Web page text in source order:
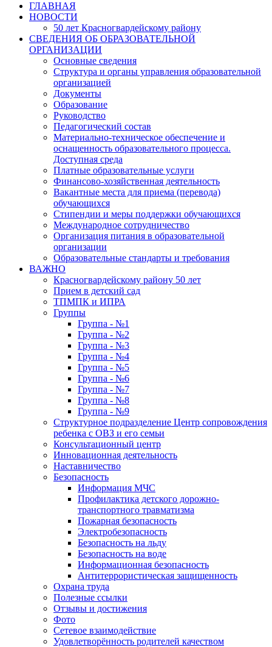
ГЛАВНАЯ
НОВОСТИ
50 лет Красногвардейскому району
СВЕДЕНИЯ ОБ ОБРАЗОВАТЕЛЬНОЙ
ОРГАНИЗАЦИИ
Основные сведения
Структура и органы управления образовательной
организацией
Документы
Образование
Руководство
Педагогический состав
Материально-техническое обеспечение и
оснащенность образовательного процесса.
Доступная среда
Платные образовательные услуги
Финансово-хозяйственная деятельность
Вакантные места для приема (перевода)
обучающихся
Стипендии и меры поддержки обучающихся
Международное сотрудничество
Организация питания в образовательной
организации
Образовательные стандарты и требования
ВАЖНО
Красногвардейскому району 50 лет
Прием в детский сад
ТПМПК и ИПРА
Группы
Группа - №1
Группа - №2
Группа - №3
Группа - №4
Группа - №5
Группа - №6
Группа - №7
Группа - №8
Группа - №9
Структурное подразделение Центр сопровождения
ребенка с ОВЗ и его семьи
Консультационный центр
Инновационная деятельность
Наставничество
Безопасность
Информация МЧС
Профилактика детского дорожно-
транспортного травматизма
Пожарная безопасность
Электробезопасность
Безопасность на льду
Безопасность на воде
Информационная безопасность
Антитеррористическая защищенность
Охрана труда
Полезные ссылки
Отзывы и достижения
Фото
Сетевое взаимодействие
Удовлетворённость родителей качеством